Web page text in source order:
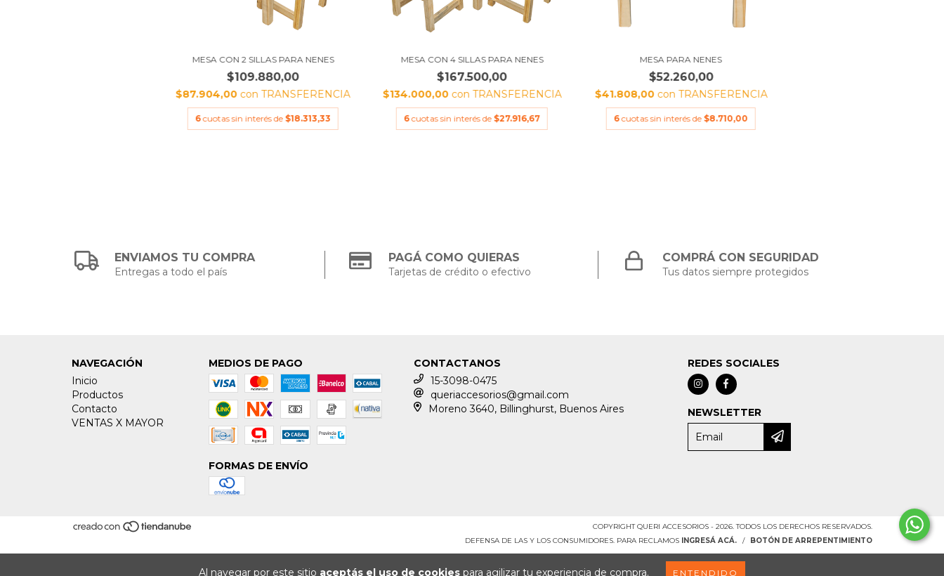
Al navegar por este sitio aceptás el uso de cookies para agilizar tu experiencia de compra. ENTENDIDO
MESA CON 2 SILLAS PARA NENES
$109.880,00
$87.904,00 con TRANSFERENCIA
6 cuotas sin interés de $18.313,33
MESA CON 4 SILLAS PARA NENES
$167.500,00
$134.000,00 con TRANSFERENCIA
6 cuotas sin interés de $27.916,67
MESA PARA NENES
$52.260,00
$41.808,00 con TRANSFERENCIA
6 cuotas sin interés de $8.710,00
ENVIAMOS TU COMPRA
Entregas a todo el país
PAGÁ COMO QUIERAS
Tarjetas de crédito o efectivo
COMPRÁ CON SEGURIDAD
Tus datos siempre protegidos
NAVEGACIÓN
Inicio
Productos
Contacto
VENTAS X MAYOR
MEDIOS DE PAGO
FORMAS DE ENVÍO
CONTACTANOS
15-3098-0475
queriaccesorios@gmail.com
Moreno 3640, Billinghurst, Buenos Aires
REDES SOCIALES
NEWSLETTER
COPYRIGHT QUERI ACCESORIOS - 2026. TODOS LOS DERECHOS RESERVADOS.
DEFENSA DE LAS Y LOS CONSUMIDORES. PARA RECLAMOS INGRESÁ ACÁ. / BOTÓN DE ARREPENTIMIENTO